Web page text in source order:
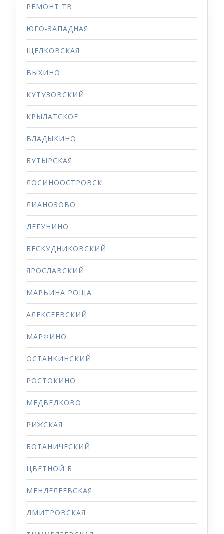
РЕМОНТ ТВ
ЮГО-ЗАПАДНАЯ
ЩЕЛКОВСКАЯ
ВЫХИНО
КУТУЗОВСКИЙ
КРЫЛАТСКОЕ
ВЛАДЫКИНО
БУТЫРСКАЯ
ЛОСИНООСТРОВСК
ЛИАНОЗОВО
ДЕГУНИНО
БЕСКУДНИКОВСКИЙ
ЯРОСЛАВСКИЙ
МАРЬИНА РОЩА
АЛЕКСЕЕВСКИЙ
МАРФИНО
ОСТАНКИНСКИЙ
РОСТОКИНО
МЕДВЕДКОВО
РИЖСКАЯ
БОТАНИЧЕСКИЙ
ЦВЕТНОЙ Б.
МЕНДЕЛЕЕВСКАЯ
ДМИТРОВСКАЯ